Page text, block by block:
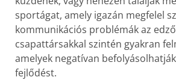
sportágat, amely igazán megfelel
kommunikációs problémák az
csapattársakkal szintén gyakran
amelyek negatívan
fejlődést.